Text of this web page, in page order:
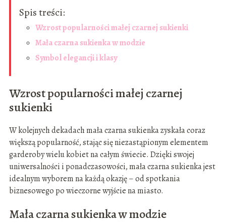
Spis treści:
Wzrost popularności małej czarnej sukienki
Mała czarna sukienka w modzie
Symbol elegancji i klasy
Wzrost popularności małej czarnej
sukienki
W kolejnych dekadach mała czarna sukienka zyskała coraz
większą popularność, stając się niezastąpionym elementem
garderoby wielu kobiet na całym świecie. Dzięki swojej
uniwersalności i ponadczasowości, mała czarna sukienka jest
idealnym wyborem na każdą okazję – od spotkania
biznesowego po wieczorne wyjście na miasto.
Mała czarna sukienka w modzie